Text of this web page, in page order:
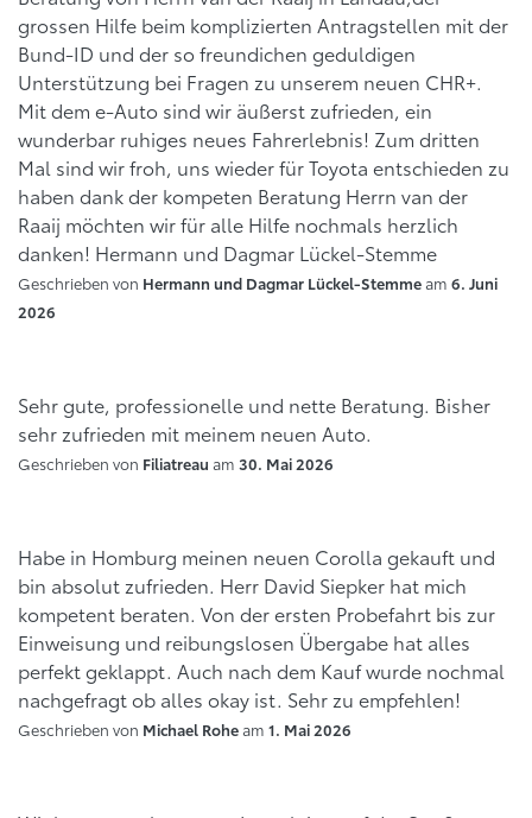
grossen Hilfe beim komplizierten Antragstellen mit der
Bund-ID und der so freundichen geduldigen
Unterstützung bei Fragen zu unserem neuen CHR+.
Mit dem e-Auto sind wir äußerst zufrieden, ein
wunderbar ruhiges neues Fahrerlebnis! Zum dritten
Mal sind wir froh, uns wieder für Toyota entschieden zu
haben dank der kompeten Beratung Herrn van der
Raaij möchten wir für alle Hilfe nochmals herzlich
danken! Hermann und Dagmar Lückel-Stemme
Geschrieben von Hermann und Dagmar Lückel-Stemmeam 6. Juni
2026
Sehr gute, professionelle und nette Beratung. Bisher
sehr zufrieden mit meinem neuen Auto.
Geschrieben von Filiatreau am 30. Mai 2026
Habe in Homburg meinen neuen Corolla gekauft und
bin absolut zufrieden. Herr David Siepker hat mich
kompetent beraten. Von der ersten Probefahrt bis zur
Einweisung und reibungslosen Übergabe hat alles
perfekt geklappt. Auch nach dem Kauf wurde nochmal
nachgefragt ob alles okay ist. Sehr zu empfehlen!
Geschrieben von Michael Roheam 1. Mai 2026